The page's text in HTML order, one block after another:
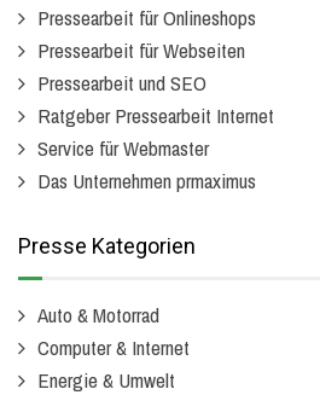
Pressearbeit für Onlineshops
Pressearbeit für Webseiten
Pressearbeit und SEO
Ratgeber Pressearbeit Internet
Service für Webmaster
Das Unternehmen prmaximus
Presse Kategorien
Auto & Motorrad
Computer & Internet
Energie & Umwelt